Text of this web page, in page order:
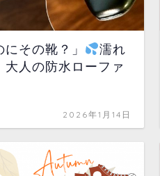
にその靴？」
濡れ
大人の防水ローファ
2026年1月14日